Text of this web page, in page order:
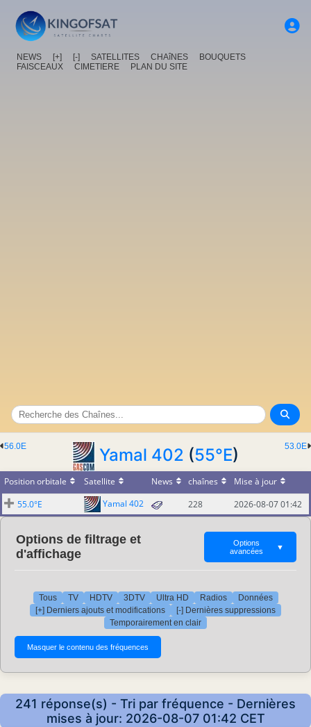
NEWS [+] [-] SATELLITES CHAîNES
BOUQUETS
FAISCEAUX
CIMETIERE PLAN DU SITE
53.0E
56.0E Yamal 402 (55°E)
Position orbitale Satellite News chaînes
Mise à jour
55.0°E
Yamal 402 228 2026-08-07 01:42
Options de filtrage et
d'affichage
Options
avancées
▼
Tous TV HDTV 3DTV Ultra HD Radios
Données
[+] Derniers ajouts et modifications
[-] Dernières suppressions
Temporairement en clair
241 réponse(s) - Tri par fréquence - Dernières
mises à jour: 2026-08-07 01:42 CET